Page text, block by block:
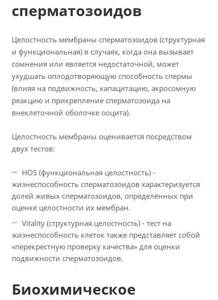
сперматозоидов
Целостность мембраны сперматозоидов (структурная
и функциональная) в случаях, когда она вызывает
сомнения или является недостаточной, может
ухудшать оплодотворяющую способность спермы
(влияя на подвижность, капацитацию, акросомную
реакцию и прикрепление сперматозоида на
внеклеточной оболочке ооцита).
Целостность мембраны оценивается посредством
двух тестов:
HOS (функциональная целостность) -
жизнеспособность сперматозоидов характеризуется
долей живых сперматозоидов, определённых при
оценке целостности их мембран.
Vitality (структурная целостность) - тест на
жизнеспособность клеток также представляет собой
«перекрестную проверку качества» для оценки
подвижности сперматозоидов.
Биохимическое